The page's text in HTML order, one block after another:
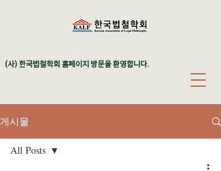
(사) 한국법철학회 홈페이지 방문을 환영합니다.
게시물
All Posts